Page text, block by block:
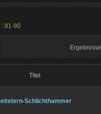
: 81-90
Ergebnisse
Titel
Schlichthammer